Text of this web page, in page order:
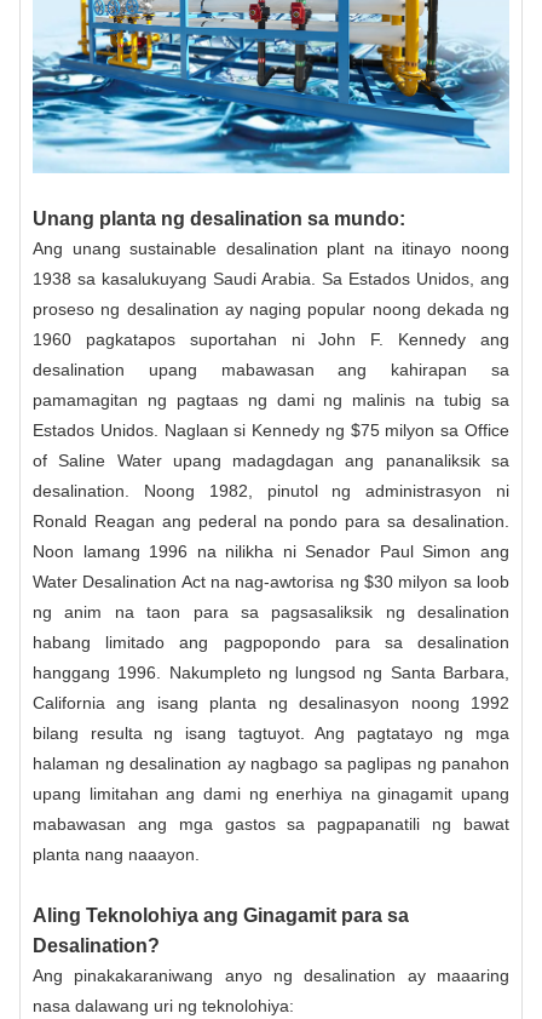
Unang planta ng desalination sa mundo:
Ang unang sustainable desalination plant na itinayo noong
1938 sa kasalukuyang Saudi Arabia. Sa Estados Unidos, ang
proseso ng desalination ay naging popular noong dekada ng
1960 pagkatapos suportahan ni John F. Kennedy ang
desalination upang mabawasan ang kahirapan sa
pamamagitan ng pagtaas ng dami ng malinis na tubig sa
Estados Unidos. Naglaan si Kennedy ng $75 milyon sa Office
of Saline Water upang madagdagan ang pananaliksik sa
desalination. Noong 1982, pinutol ng administrasyon ni
Ronald Reagan ang pederal na pondo para sa desalination.
Noon lamang 1996 na nilikha ni Senador Paul Simon ang
Water Desalination Act na nag-awtorisa ng $30 milyon sa loob
ng anim na taon para sa pagsasaliksik ng desalination
habang limitado ang pagpopondo para sa desalination
hanggang 1996. Nakumpleto ng lungsod ng Santa Barbara,
California ang isang planta ng desalinasyon noong 1992
bilang resulta ng isang tagtuyot. Ang pagtatayo ng mga
halaman ng desalination ay nagbago sa paglipas ng panahon
upang limitahan ang dami ng enerhiya na ginagamit upang
mabawasan ang mga gastos sa pagpapanatili ng bawat
planta nang naaayon.
Aling Teknolohiya ang Ginagamit para sa
Desalination?
Ang pinakakaraniwang anyo ng desalination ay maaaring
nasa dalawang uri ng teknolohiya: